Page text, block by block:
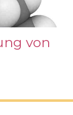
von